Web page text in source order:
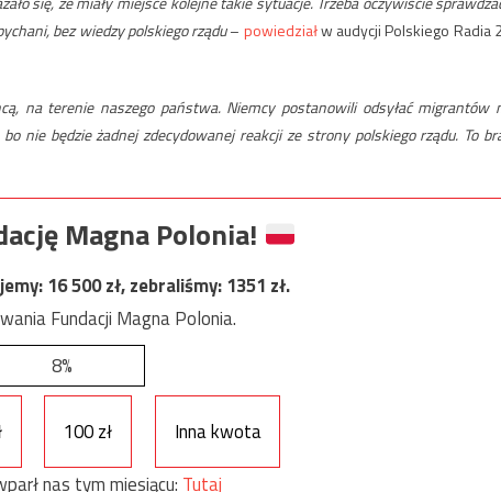
bez wiedzy polskiego rządu– powiedziałw audycji Polskiego Radia
na terenie naszego państwa. Niemcy postanowili odsyłać migrantów
nie będzie żadnej zdecydowanej reakcji ze strony polskiego rządu. To
Magna Polonia!
16 500zł, zebraliśmy:1351 zł.
Fundacji Magna Polonia.
8%
100 zł
Inna kwota
nas tym miesiącu: Tutaj